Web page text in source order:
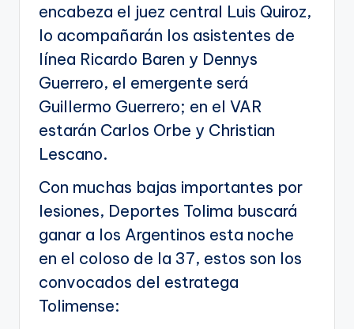
encabeza el juez central Luis Quiroz,
lo acompañarán los asistentes de
línea Ricardo Baren y Dennys
Guerrero, el emergente será
Guillermo Guerrero; en el VAR
estarán Carlos Orbe y Christian
Lescano.
Con muchas bajas importantes por
lesiones, Deportes Tolima buscará
ganar a los Argentinos esta noche
en el coloso de la 37, estos son los
convocados del estratega
Tolimense: